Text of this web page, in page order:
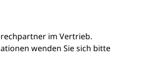
im Vertrieb.
wenden Sie sich bitte